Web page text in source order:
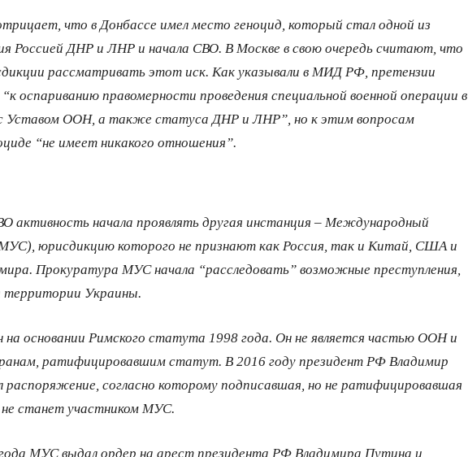
что в Донбассе имел место геноцид, который стал одной из
Россией ДНР и ЛНР и начала СВО. В Москве в свою очередь считают, что
рассматривать этот иск. Как указывали в МИД РФ, претензии
оспариванию правомерности проведения специальной военной операции в
Уставом ООН, а также статуса ДНР и ЛHP”, но к этим вопросам
“не имеет никакого отношения”.
активность начала проявлять другая инстанция – Международный
юрисдикцию которого не признают как Россия, так и Китай, США и
Прокуратура МУС начала “расследовать” возможные преступления,
территории Украины.
основании Римского статута 1998 года. Он не является частью ООН и
ратифицировавшим статут. В 2016 году президент РФ Владимир
распоряжение, согласно которому подписавшая, но не ратифицировавшая
станет участником МУС.
МУС выдал ордер на арест президента РФ Владимира Путина и